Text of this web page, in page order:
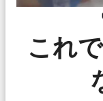
これ